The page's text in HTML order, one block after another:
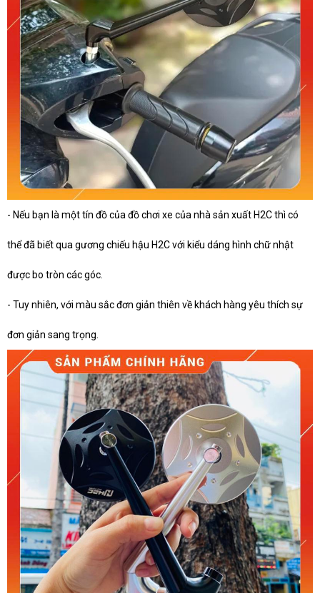
- Nếu bạn là một tín đồ của đồ chơi xe của nhà sản xuất H2C thì có
thể đã biết qua gương chiếu hậu H2C với kiểu dáng hình chữ nhật
được bo tròn các góc.
- Tuy nhiên, với màu sắc đơn giản thiên về khách hàng yêu thích sự
đơn giản sang trọng.